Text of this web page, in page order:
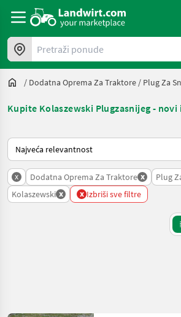
Pretraži ponude
/ Dodatna Oprema Za Traktore / Plug Za
Kupite Kolaszewski Plugzasnijeg -
Tako se sortira na Landwirt.com
x Dodatna Oprema Za Traktore x Plug
Kolaszewski x x Izbriši sve filtre